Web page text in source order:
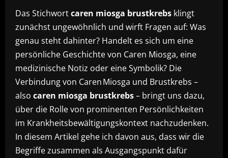
Das Stichwortcaren miosga brustkrebs klingt
zunächst ungewöhnlich und wirft Fragen auf: Was
genau steht dahinter? Handelt es sich um eine
persönliche Geschichte von Caren Miosga, eine
medizinische Notiz oder eine Symbolik? Die
Verbindung von Caren Miosga und Brustkrebs –
also caren miosga brustkrebs– bringt uns dazu,
über die Rolle von prominenten Persönlichkeiten
im Krankheitsbewältigungskontext nachzudenken.
In diesem Artikel gehe ich davon aus, dass wir die
Begriffe zusammen als Ausgangspunkt dafür